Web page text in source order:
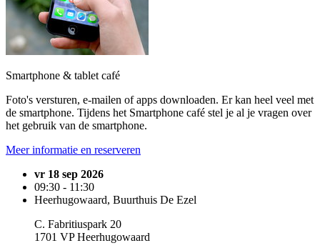
Smartphone & tablet café
Foto's versturen, e-mailen of apps downloaden. Er kan heel veel met
de smartphone. Tijdens het Smartphone café stel je al je vragen over
het gebruik van de smartphone.
Meer informatie en reserveren
vr 18 sep 2026
09:30 - 11:30
Heerhugowaard, Buurthuis De Ezel
C. Fabritiuspark 20
1701 VP Heerhugowaard